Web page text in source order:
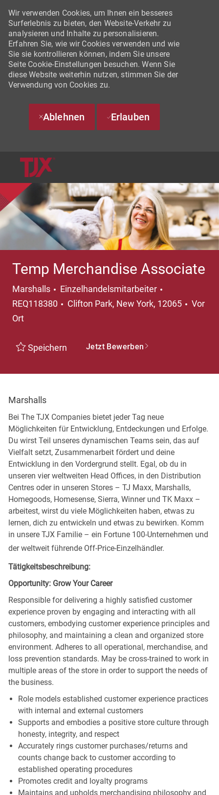
Wir verwenden Cookies, um Ihnen ein besseres
Surferlebnis zu bieten, den Website-Verkehr zu
analysieren und Inhalte zu personalisieren.
Erfahren Sie, wie wir Cookies verwenden und wie
Sie sie kontrollieren können, indem Sie unsere
Seite Cookie-Einstellungen besuchen. Wenn Sie
diese Website weiterhin nutzen, stimmen Sie der
Verwendung von Cookies zu.
Ablehnen Erlauben
Temp Merchandise Associate
Marshalls Kategorie
Einzelhandelsmitarbeiter
REQ118380
Ort
Clifton Park, New York, 12065
Vor
Ort
Speichern Jetzt Bewerben
Marshalls
Bei The TJX Companies bietet jeder Tag neue
Möglichkeiten für Entwicklung, Entdeckungen und Erfolge.
Du wirst Teil unseres dynamischen Teams sein, das auf
Vielfalt setzt, Zusammenarbeit fördert und deine
Entwicklung in den Vordergrund stellt. Egal, ob du in
unseren vier weltweiten Head Offices, in den Distribution
Centres oder in unseren Stores – TJ Maxx, Marshalls,
Homegoods, Homesense, Sierra, Winner und TK Maxx –
arbeitest, wirst du viele Möglichkeiten haben, etwas zu
lernen, dich zu entwickeln und etwas zu bewirken. Komm
in unsere TJX Familie – ein Fortune 100-Unternehmen und
der weltweit führende Off-Price-Einzelhändler.
Tätigkeitsbeschreibung:
Opportunity: Grow Your Career
Responsible for delivering a highly satisfied customer
experience proven by engaging and interacting with all
customers, embodying customer experience principles and
philosophy, and maintaining a clean and organized store
environment. Adheres to all operational, merchandise, and
loss prevention standards. May be cross-trained to work in
multiple areas of the store in order to support the needs of
the business.
Role models established customer experience practices
with internal and external customers
Supports and embodies a positive store culture through
honesty, integrity, and respect
Accurately rings customer purchases/returns and
counts change back to customer according to
established operating procedures
Promotes credit and loyalty programs
Maintains and upholds merchandising philosophy and